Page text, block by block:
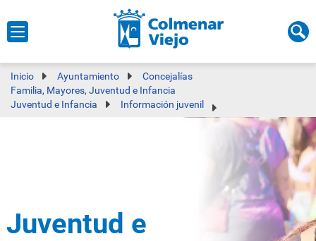
Inicio Ayuntamiento
Concejalías
Familia, Mayores, Juventud e Infancia
Juventud e Infancia
Información juvenil
Juventud e